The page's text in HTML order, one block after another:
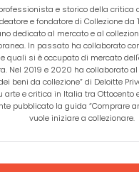
e storico della critica
e fondatore di Collezione
dedicato al mercato e al
In passato ha collaborato
quali si è occupato di mercato
Nel 2019 e 2020 ha collaborato al
beni da collezione” di Deloitte
arte e critica in Italia tra Ottocento
pubblicato la guida “Comprare
vuole iniziare a collezionare.